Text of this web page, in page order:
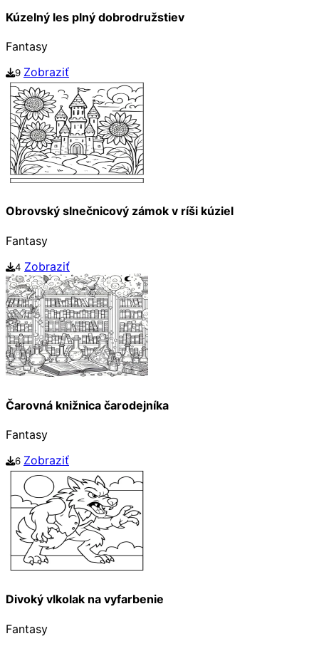
Kúzelný les plný dobrodružstiev
Fantasy
9 Zobraziť
Obrovský slnečnicový zámok v ríši kúziel
Fantasy
4 Zobraziť
Čarovná knižnica čarodejníka
Fantasy
6 Zobraziť
Divoký vlkolak na vyfarbenie
Fantasy